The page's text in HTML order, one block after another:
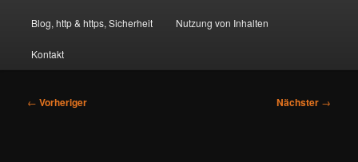
Blog, http & https, Sicherheit Nutzung von Inhalten
Kontakt
Beitragsnavigation
← Vorheriger Nächster →